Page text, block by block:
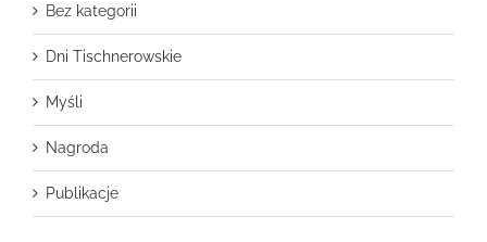
Bez kategorii
Dni Tischnerowskie
Myśli
Nagroda
Publikacje